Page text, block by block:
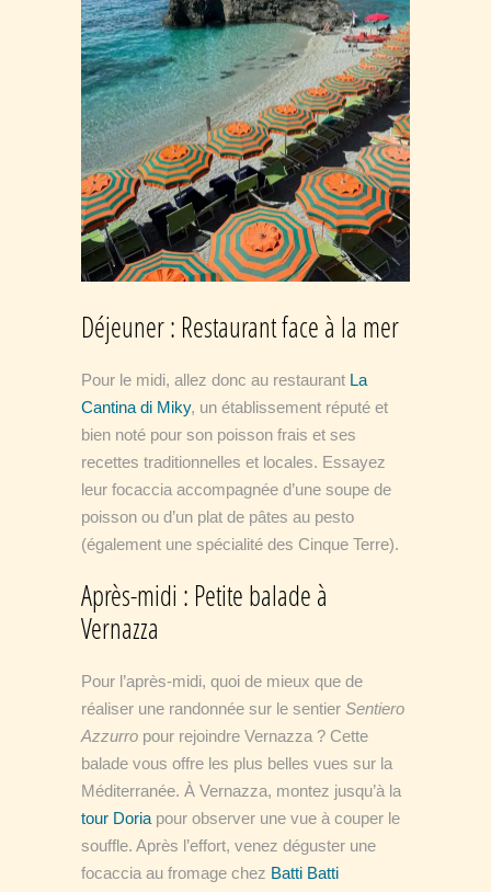
Déjeuner : Restaurant face à la mer
Pour le midi, allez donc au restaurant La
Cantina di Miky, un établissement réputé et
bien noté pour son poisson frais et ses
recettes traditionnelles et locales. Essayez
leur focaccia accompagnée d’une soupe de
poisson ou d’un plat de pâtes au pesto
(également une spécialité des Cinque Terre).
Après-midi : Petite balade à
Vernazza
Pour l’après-midi, quoi de mieux que de
réaliser une randonnée sur le sentier Sentiero
Azzurro pour rejoindre Vernazza ? Cette
balade vous offre les plus belles vues sur la
Méditerranée. À Vernazza, montez jusqu’à la
tour Doria pour observer une vue à couper le
souffle. Après l’effort, venez déguster une
focaccia au fromage chez Batti Batti